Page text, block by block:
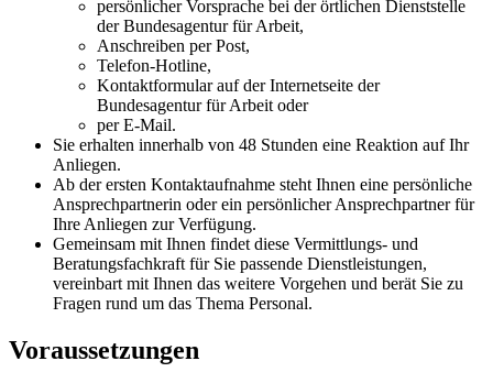
persönlicher Vorsprache bei der örtlichen Dienststelle
der Bundesagentur für Arbeit,
Anschreiben per Post,
Telefon-Hotline,
Kontaktformular auf der Internetseite der
Bundesagentur für Arbeit oder
per E-Mail.
Sie erhalten innerhalb von 48 Stunden eine Reaktion auf Ihr
Anliegen.
Ab der ersten Kontaktaufnahme steht Ihnen eine persönliche
Ansprechpartnerin oder ein persönlicher Ansprechpartner für
Ihre Anliegen zur Verfügung.
Gemeinsam mit Ihnen findet diese Vermittlungs- und
Beratungsfachkraft für Sie passende Dienstleistungen,
vereinbart mit Ihnen das weitere Vorgehen und berät Sie zu
Fragen rund um das Thema Personal.
Voraussetzungen